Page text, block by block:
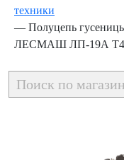
техники
— Полуцепь
ЛЕСМАШ ЛП-19А